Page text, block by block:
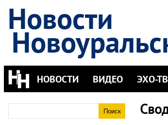
Новости
НОВОСТИ ВИДЕО ЭХО-